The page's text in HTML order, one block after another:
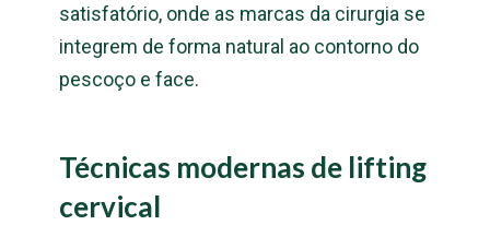
satisfatório, onde as marcas da cirurgia se
integrem de forma natural ao contorno do
pescoço e face.
Técnicas modernas de lifting
cervical